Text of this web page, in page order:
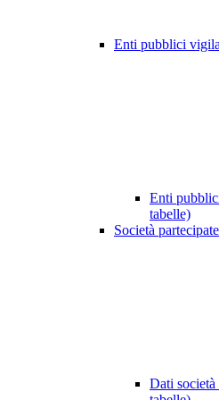
Enti pubblici
Enti
tabelle)
Società partecipate
Dati società